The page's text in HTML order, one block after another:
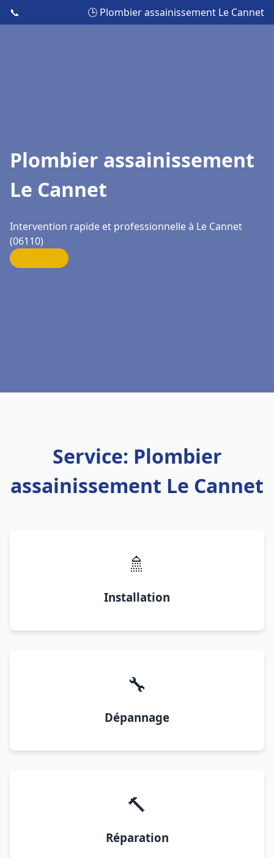
📞 🕒 Plombier assainissement Le Cannet
Plombier assainissement
Le Cannet
Intervention rapide et professionnelle à Le Cannet
(06110)
Service: Plombier
assainissement Le Cannet
🚿
Installation
🔧
Dépannage
🔨
Réparation